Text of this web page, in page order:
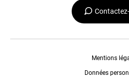
Mentions
Données